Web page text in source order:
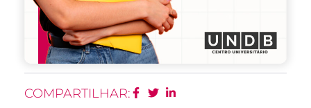
COMPARTILHAR: